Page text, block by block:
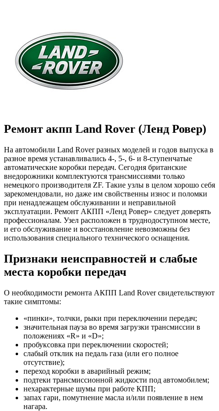
Ремонт акпп Land Rover (Ленд Ровер)
На автомобили Land Rover разных моделей и годов выпуска в
разное время устанавливались 4-, 5-, 6- и 8-ступенчатые
автоматические коробки передач. Сегодня британские
внедорожники комплектуются трансмиссиями только
немецкого производителя ZF. Такие узлы в целом хорошо себя
зарекомендовали, но даже им свойственны износ и поломки
при ненадлежащем обслуживании и неправильной
эксплуатации. Ремонт АКПП «Ленд Ровер» следует доверять
профессионалам. Узел расположен в труднодоступном месте,
и его обслуживание и восстановление невозможны без
использования специального технического оснащения.
Признаки неисправностей и слабые
места коробки передач
О необходимости ремонта АКПП Land Rover свидетельствуют
такие симптомы:
«пинки», толчки, рыки при переключении передач;
значительная пауза во время загрузки трансмиссии в
положениях «R» и «D»;
пробуксовка при переключении скоростей;
слабый отклик на педаль газа (или его полное
отсутствие);
переход коробки в аварийный режим;
подтеки трансмиссионной жидкости под автомобилем;
нехарактерные шумы при работе КПП;
запах гари, помутнение масла и/или появление в нем
нагара.